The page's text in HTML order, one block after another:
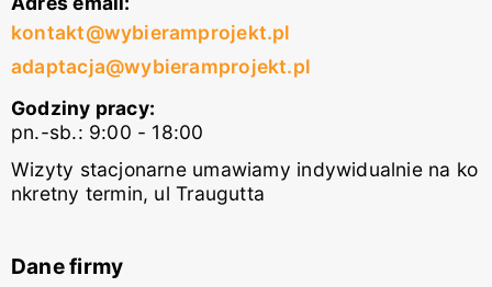
kontakt@wybieramprojekt.pl
adaptacja@wybieramprojekt.pl
Godziny pracy:
pn.-sb.: 9:00 - 18:00
Wizyty stacjonarne umawiamy indywidualnie na ko
nkretny termin, ul Traugutta
Dane firmy